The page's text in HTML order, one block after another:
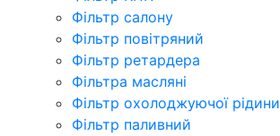
Фільтр салону
Фільтр повітряний
Фільтр ретардера
Фільтра масляні
Фільтр охолоджуючої рідини
Фільтр паливний